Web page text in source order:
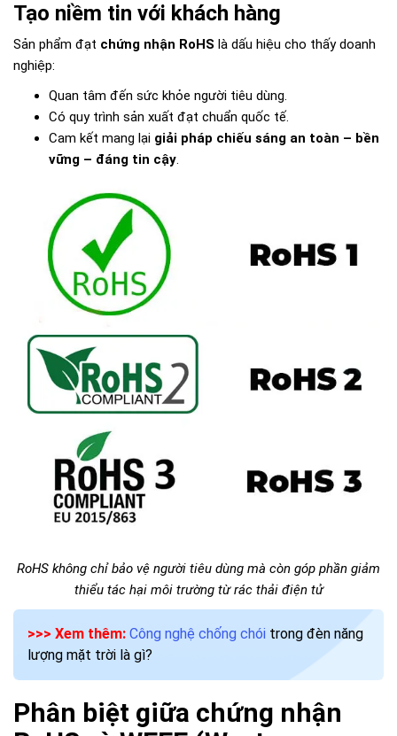
Tạo niềm tin với khách hàng
Sản phẩm đạt chứng nhận RoHS là dấu hiệu cho thấy doanh
nghiệp:
Quan tâm đến sức khỏe người tiêu dùng.
Có quy trình sản xuất đạt chuẩn quốc tế.
Cam kết mang lại giải pháp chiếu sáng an toàn – bền
vững – đáng tin cậy.
RoHS không chỉ bảo vệ người tiêu dùng mà còn góp phần giảm
thiểu tác hại môi trường từ rác thải điện tử
>>> Xem thêm: Công nghệ chống chói trong đèn năng
lượng mặt trời là gì?
Phân biệt giữa chứng nhận